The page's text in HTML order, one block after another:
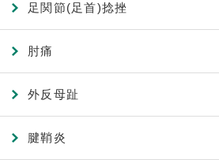
足関節(足首)捻挫
肘痛
外反母趾
腱鞘炎